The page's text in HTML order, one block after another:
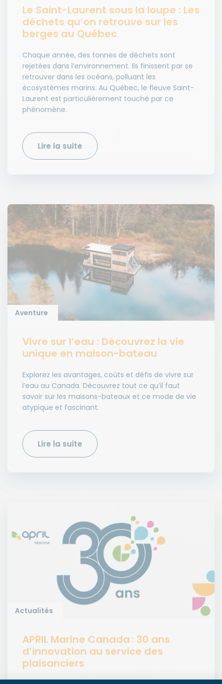
Le Saint-Laurent sous la loupe : Les
déchets qu’on retrouve sur les
berges au Québec
Chaque année, des tonnes de déchets sont
rejetées dans l’environnement. Ils finissent par se
retrouver dans les océans, polluant les
écosystèmes marins. Au Québec, le fleuve Saint-
Laurent est particulièrement touché par ce
phénomène.
Lire la suite
Aventure
Vivre sur l’eau : Découvrez la vie
unique en maison-bateau
Explorez les avantages, coûts et défis de vivre sur
l’eau au Canada. Découvrez tout ce qu’il faut
savoir sur les maisons-bateaux et ce mode de vie
atypique et fascinant.
Lire la suite
Actualités
APRIL Marine Canada : 30 ans
d’innovation au service des
plaisanciers